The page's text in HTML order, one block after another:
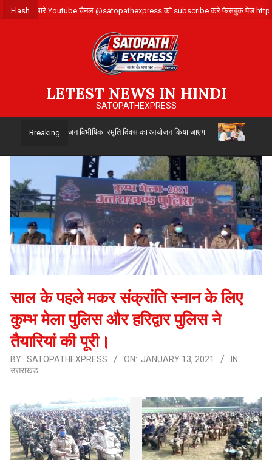
Skip
to
Flashकरे ,हमारे Youtube चैनल @satopathexpress को subscribe करे फेसबुक पेज
LETEST NEWS IN HINDI
SATOPATHEXPRESS
Breaking
14 अगस्त को विभाजन विभीषिका स्मृति दिवस का आयोजन किया जाएगा उत्तर प्रदेश
साल के पहले मकर संक्रांति स्नान के लिए
कुम्भ मेला पुलिस और हरिद्वार पुलिस ने
तैयारियां की पूरी।
BY: SATOPATHEXPRESS ON: JANUARY 13, 2021
IN:
उत्तराखंड